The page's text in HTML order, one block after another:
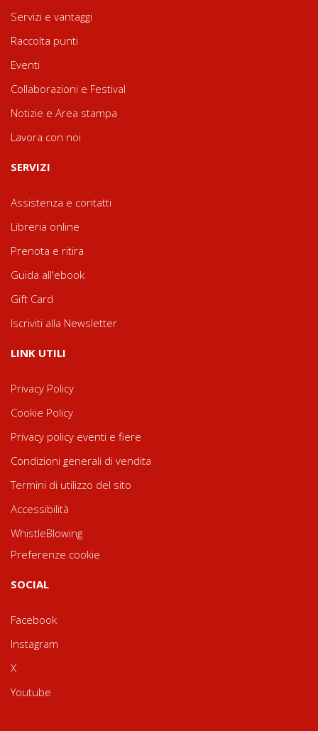
Servizi e vantaggi
Raccolta punti
Eventi
Collaborazioni e Festival
Notizie e Area stampa
Lavora con noi
SERVIZI
Assistenza e contatti
Libreria online
Prenota e ritira
Guida all'ebook
Gift Card
Iscriviti alla Newsletter
LINK UTILI
Privacy Policy
Cookie Policy
Privacy policy eventi e fiere
Condizioni generali di vendita
Termini di utilizzo del sito
Accessibilità
WhistleBlowing
Preferenze cookie
SOCIAL
Facebook
Instagram
X
Youtube